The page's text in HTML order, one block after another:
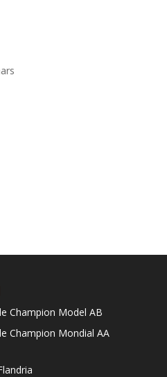
Champion Model AB
Champion Mondial AA